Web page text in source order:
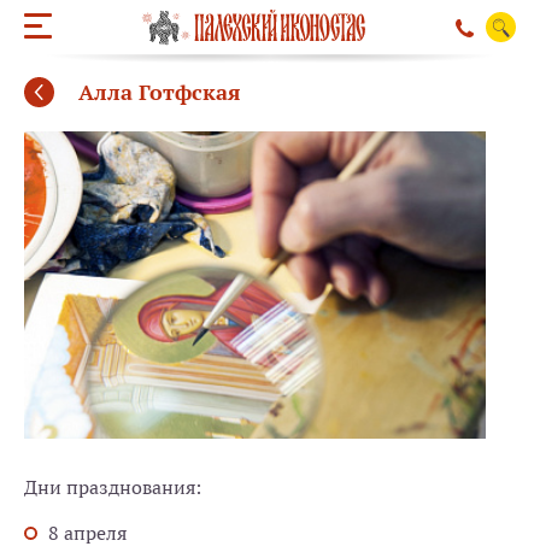
Алла Готфская
Дни празднования:
8 апреля